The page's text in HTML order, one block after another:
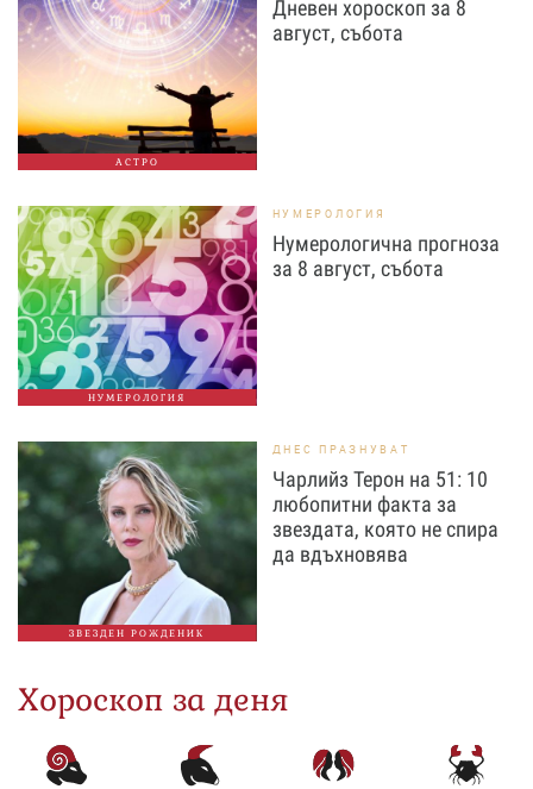
АСТРО
Дневен хороскоп за 8
август, събота
НУМЕРОЛОГИЯ
НУМЕРОЛОГИЯ
Нумерологична прогноза
за 8 август, събота
ЗВЕЗДЕН РОЖДЕНИК
ДНЕС ПРАЗНУВАТ
Чарлийз Терон на 51: 10
любопитни факта за
звездата, която не спира
да вдъхновява
Хороскоп за деня